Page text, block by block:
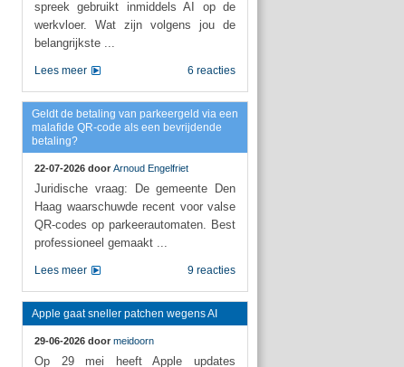
spreek gebruikt inmiddels AI op de
werkvloer. Wat zijn volgens jou de
belangrijkste ...
6 reacties
Lees meer
Geldt de betaling van parkeergeld via een
malafide QR-code als een bevrijdende
betaling?
22-07-2026 door Arnoud Engelfriet
Juridische vraag: De gemeente Den
Haag waarschuwde recent voor valse
QR-codes op parkeerautomaten. Best
professioneel gemaakt ...
9 reacties
Lees meer
Apple gaat sneller patchen wegens AI
29-06-2026 door meidoorn
Op 29 mei heeft Apple updates